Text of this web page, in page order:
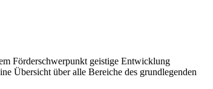
Förderschwerpunkt geistige Entwicklung
Übersicht über alle Bereiche des grundlegenden